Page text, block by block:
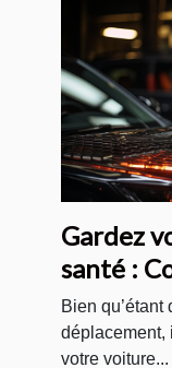
Gardez
santé :
soin de
Bien qu’étant
déplacement,
votre voiture...